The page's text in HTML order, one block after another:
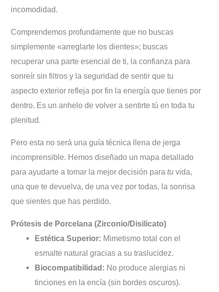
incomodidad.
Comprendemos profundamente que no buscas
simplemente «arreglarte los dientes»; buscas
recuperar una parte esencial de ti, la confianza para
sonreír sin filtros y la seguridad de sentir que tu
aspecto exterior refleja por fin la energía que tienes por
dentro. Es un anhelo de volver a sentirte tú en toda tu
plenitud.
Pero esta no será una guía técnica llena de jerga
incomprensible. Hemos diseñado un mapa detallado
para ayudarte a tomar la mejor decisión paratu vida,
una que te devuelva, de una vez por todas, la sonrisa
que sientes que has perdido.
Prótesis de Porcelana (Zirconio/Disilicato)
Estética Superior: Mimetismo total con el
esmalte natural gracias a su traslucidez.
Biocompatibilidad: No produce alergias ni
tinciones en la encía (sin bordes oscuros).